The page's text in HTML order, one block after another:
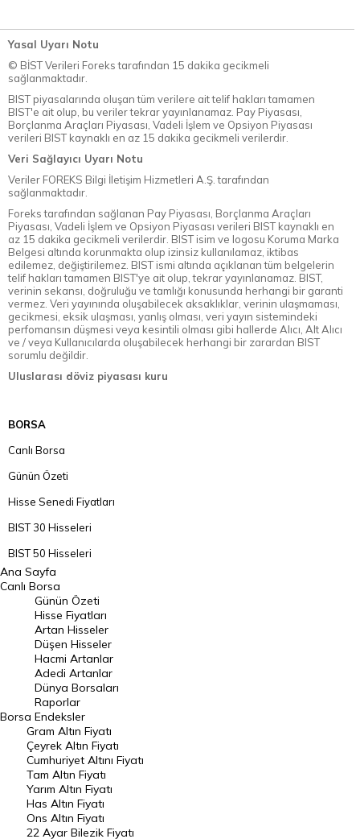
Yasal Uyarı Notu
© BİST Verileri Foreks tarafından 15 dakika gecikmeli
sağlanmaktadır.
BIST piyasalarında oluşan tüm verilere ait telif hakları tamamen
BIST'e ait olup, bu veriler tekrar yayınlanamaz. Pay Piyasası,
Borçlanma Araçları Piyasası, Vadeli İşlem ve Opsiyon Piyasası
verileri BIST kaynaklı en az 15 dakika gecikmeli verilerdir.
Veri Sağlayıcı Uyarı Notu
Veriler FOREKS Bilgi İletişim Hizmetleri A.Ş. tarafından
sağlanmaktadır.
Foreks tarafından sağlanan Pay Piyasası, Borçlanma Araçları
Piyasası, Vadeli İşlem ve Opsiyon Piyasası verileri BIST kaynaklı en
az 15 dakika gecikmeli verilerdir. BIST isim ve logosu Koruma Marka
Belgesi altında korunmakta olup izinsiz kullanılamaz, iktibas
edilemez, değiştirilemez. BIST ismi altında açıklanan tüm belgelerin
telif hakları tamamen BIST'ye ait olup, tekrar yayınlanamaz. BIST,
verinin sekansı, doğruluğu ve tamlığı konusunda herhangi bir garanti
vermez. Veri yayınında oluşabilecek aksaklıklar, verinin ulaşmaması,
gecikmesi, eksik ulaşması, yanlış olması, veri yayın sistemindeki
perfomansın düşmesi veya kesintili olması gibi hallerde Alıcı, Alt Alıcı
ve / veya Kullanıcılarda oluşabilecek herhangi bir zarardan BIST
sorumlu değildir.
Uluslarası döviz piyasası kuru
BORSA
Canlı Borsa
Günün Özeti
Hisse Senedi Fiyatları
BIST 30 Hisseleri
BIST 50 Hisseleri
BIST 100 Hisseleri
En Çok Artan Hisseler
En Çok Düşen Hisseler
Hacmi Artanlar
Geçmiş Kapanışlar
Dünya Borsaları
Raporlar
Endeksler
DÖVİZ
Döviz Kuru
Ana Sayfa
Canlı Borsa
Borsa
Günün Özeti
Hisse Fiyatları
Artan Hisseler
Düşen Hisseler
Hacmi Artanlar
Adedi Artanlar
Dünya Borsaları
Raporlar
Endeksler
Gram Altın Fiyatı
Çeyrek Altın Fiyatı
Cumhuriyet Altını Fiyatı
Tam Altın Fiyatı
Yarım Altın Fiyatı
Has Altın Fiyatı
Ons Altın Fiyatı
22 Ayar Bilezik Fiyatı